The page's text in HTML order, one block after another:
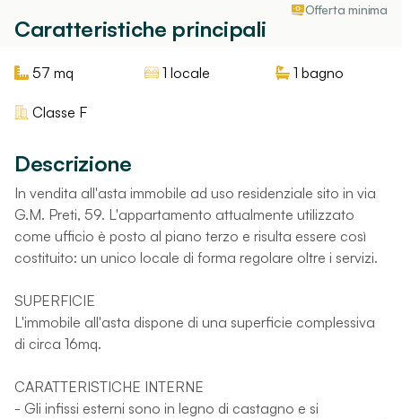
Offerta minima
Caratteristiche principali
57 mq 1 locale 1 bagno
Classe F
Descrizione
In vendita all'asta immobile ad uso residenziale sito in via
G.M. Preti, 59. L'appartamento attualmente utilizzato
come ufficio è posto al piano terzo e risulta essere così
costituito: un unico locale di forma regolare oltre i servizi.
SUPERFICIE
L'immobile all'asta dispone di una superficie complessiva
di circa 16mq.
CARATTERISTICHE INTERNE
- Gli infissi esterni sono in legno di castagno e si